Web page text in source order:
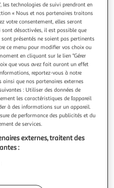
Track Top
!Manches longuesCol
: Marine2
, 4% élasthanne
le prix de ce produit ?
le prix
les technologies de suivi prendront en
« Nous et nos partenaires traitons
votre consentement, elles seront
désactivées, il est possible que
présentés ne soient pas pertinents
ce menu pour modifier vos choix ou
en cliquant sur le lien "Gérer
que vous avez fait auront un effet
reportez-vous à notre
que nos partenaires externes
: Utiliser des données de
les caractéristiques de l’appareil
à des informations sur un appareil.
de performance des publicités et du
de services.
externes, traitent des
: